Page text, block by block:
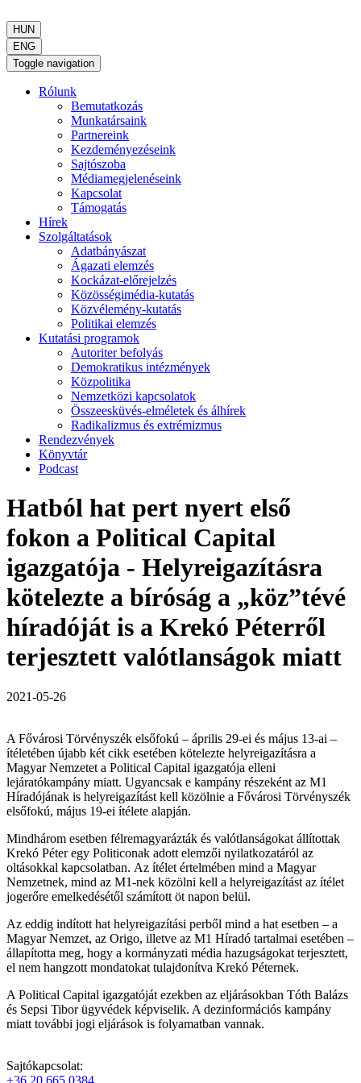
HUN
ENG
Toggle navigation
Rólunk
Bemutatkozás
Munkatársaink
Partnereink
Kezdeményezéseink
Sajtószoba
Médiamegjelenéseink
Kapcsolat
Támogatás
Hírek
Szolgáltatások
Adatbányászat
Ágazati elemzés
Kockázat-előrejelzés
Közösségimédia-kutatás
Közvélemény-kutatás
Politikai elemzés
Kutatási programok
Autoriter befolyás
Demokratikus intézmények
Közpolitika
Nemzetközi kapcsolatok
Összeesküvés-elméletek és álhírek
Radikalizmus és extrémizmus
Rendezvények
Könyvtár
Podcast
Hatból hat pert nyert első
fokon a Political Capital
igazgatója - Helyreigazításra
kötelezte a bíróság a „köz”tévé
híradóját is a Krekó Péterről
terjesztett valótlanságok miatt
2021-05-26
A Fővárosi Törvényszék elsőfokú – április 29-ei és május 13-ai –
ítéletében újabb két cikk esetében kötelezte helyreigazításra a
Magyar Nemzetet a Political Capital igazgatója elleni
lejáratókampány miatt. Ugyancsak e kampány részeként az M1
Híradójának is helyreigazítást kell közölnie a Fővárosi Törvényszék
elsőfokú, május 19-ei ítélete alapján.
Mindhárom esetben félremagyarázták és valótlanságokat állítottak
Krekó Péter egy Politiconak adott elemzői nyilatkozatáról az
oltásokkal kapcsolatban. Az ítélet értelmében mind a Magyar
Nemzetnek, mind az M1-nek közölni kell a helyreigazítást az ítélet
jogerőre emelkedésétől számított öt napon belül.
Az eddig indított hat helyreigazítási perből mind a hat esetben – a
Magyar Nemzet, az Origo, illetve az M1 Híradó tartalmai esetében –
állapította meg, hogy a kormányzati média hazugságokat terjesztett,
el nem hangzott mondatokat tulajdonítva Krekó Péternek.
A Political Capital igazgatóját ezekben az eljárásokban Tóth Balázs
és Sepsi Tibor ügyvédek képviselik. A dezinformációs kampány
miatt további jogi eljárások is folyamatban vannak.
Sajtókapcsolat:
+36 20 665 0384